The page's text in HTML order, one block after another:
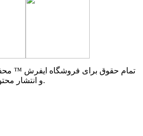
و انتشار محتوا با حفظ اثر بلامانع است.